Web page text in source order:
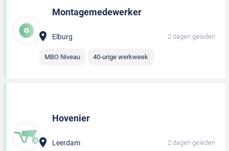
Montagemedewerker
Elburg 2 dagen geleden
MBO Niveau 40-urige werkweek
Hovenier
Leerdam 2 dagen geleden